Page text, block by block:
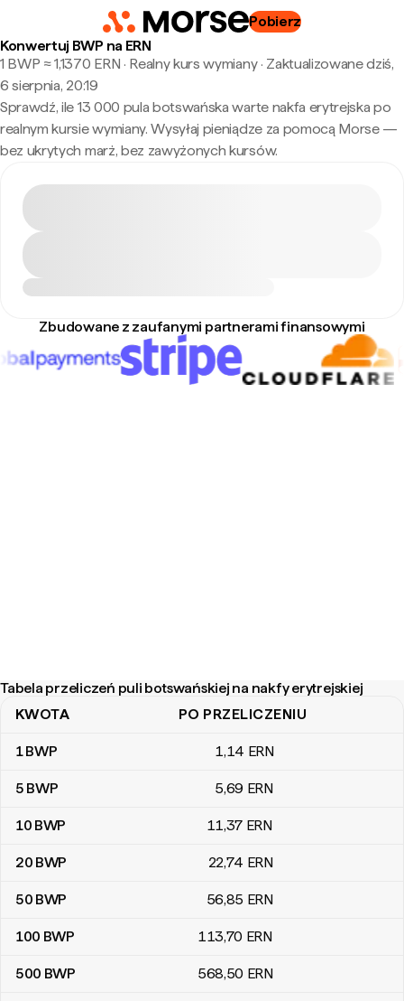
Pobierz
Konwertuj BWP na ERN
1 BWP ≈ 1,1370 ERN · Realny kurs wymiany· Zaktualizowane dziś,
6 sierpnia, 20:19
Sprawdź, ile 13 000 pula botswańska warte nakfa erytrejska po
realnym kursie wymiany. Wysyłaj pieniądze za pomocą Morse —
bez ukrytych marż, bez zawyżonych kursów.
Zbudowane z zaufanymi partnerami finansowymi
Tabela przeliczeń puli botswańskiej na nakfy erytrejskiej
Tabela przeliczeń puli botswańskiej na nakfy erytrejskiej
KWOTA PO PRZELICZENIU
1BWP 1,14 ERN
5 BWP 5,69 ERN
10 BWP 11,37 ERN
20 BWP 22,74 ERN
50 BWP 56,85 ERN
100 BWP 113,70 ERN
500 BWP 568,50 ERN